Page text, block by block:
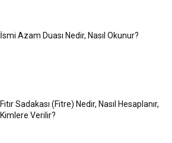
İsmi Azam Duası Nedir, Nasıl Okunur?
Fıtır Sadakası (Fitre) Nedir, Nasıl Hesaplanır,
Kimlere Verilir?